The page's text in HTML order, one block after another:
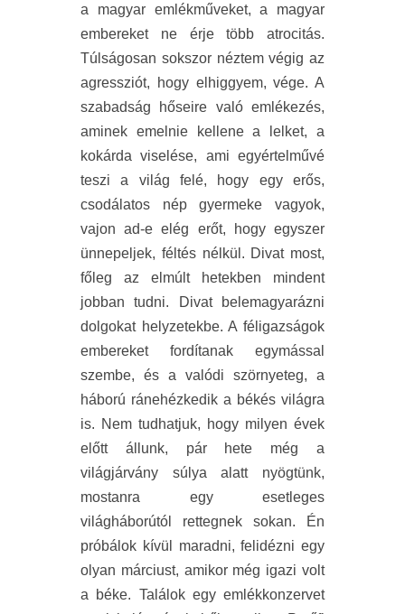
a magyar emlékműveket, a magyar
embereket ne érje több atrocitás.
Túlságosan sokszor néztem végig az
agressziót, hogy elhiggyem, vége. A
szabadság hőseire való emlékezés,
aminek emelnie kellene a lelket, a
kokárda viselése, ami egyértelművé
teszi a világ felé, hogy egy erős,
csodálatos nép gyermeke vagyok,
vajon ad-e elég erőt, hogy egyszer
ünnepeljek, féltés nélkül. Divat most,
főleg az elmúlt hetekben mindent
jobban tudni. Divat belemagyarázni
dolgokat helyzetekbe. A féligazságok
embereket fordítanak egymással
szembe, és a valódi szörnyeteg, a
háború ránehézkedik a békés világra
is. Nem tudhatjuk, hogy milyen évek
előtt állunk, pár hete még a
világjárvány súlya alatt nyögtünk,
mostanra egy esetleges
világháborútól rettegnek sokan. Én
próbálok kívül maradni, felidézni egy
olyan márciust, amikor még igazi volt
a béke. Találok egy emlékkonzervet